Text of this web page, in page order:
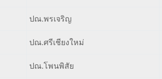
ปณ.พรเจริญ
ปณ.ศรีเชียงใหม่
ปณ.โพนพิสัย